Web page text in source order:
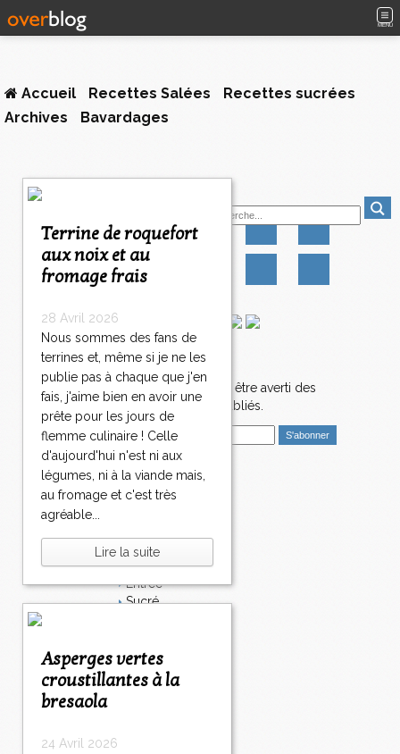
MENU
Accueil Recettes Salées
Recettes sucrées
Archives
Bavardages
Terrine de roquefort
aux noix et au
fromage frais
28 Avril 2026
Nous sommes des fans de
terrines et, même si je ne les
publie pas à chaque que j'en
fais, j'aime bien en avoir une
prête pour les jours de
flemme culinaire ! Celle
d'aujourd'hui n'est ni aux
légumes, ni à la viande mais,
au fromage et c'est très
agréable...
Lire la suite
Asperges vertes
croustillantes à la
bresaola
24 Avril 2026
Newsletter
Abonnez-vous pour être averti des
nouveaux articles publiés.
E
m
i
l
Plat
Bavardages
Entrée
Sucré
Fromage
Italie
Viande